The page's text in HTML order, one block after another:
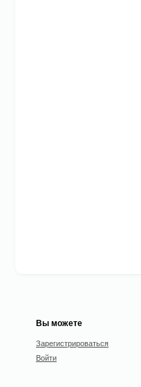
Вы можете
Зарегистрироваться
Войти